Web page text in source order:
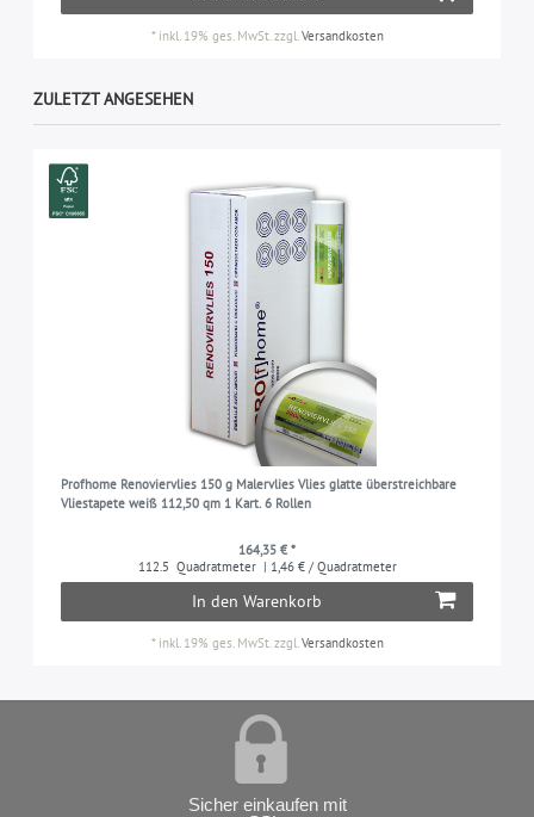
* inkl. 19% ges. MwSt.zzgl.Versandkosten
ZULETZT ANGESEHEN
Profhome Renoviervlies 150 g Malervlies Vlies glatte überstreichbare
Vliestapete weiß 112,50 qm 1 Kart. 6 Rollen
164,35 € *
112.5 Quadratmeter | 1,46 € / Quadratmeter
In den Warenkorb
* inkl. 19% ges. MwSt.zzgl.Versandkosten
Sicher einkaufen mit